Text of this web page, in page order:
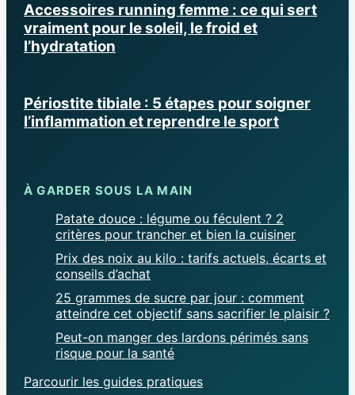
Accessoires running femme : ce qui sert
vraiment pour le soleil, le froid et
l’hydratation
Périostite tibiale : 5 étapes pour soigner
l’inflammation et reprendre le sport
À GARDER SOUS LA MAIN
Patate douce : légume ou féculent ? 2
critères pour trancher et bien la cuisiner
Prix des noix au kilo : tarifs actuels, écarts et
conseils d’achat
25 grammes de sucre par jour : comment
atteindre cet objectif sans sacrifier le plaisir ?
Peut-on manger des lardons périmés sans
risque pour la santé
Parcourir les guides pratiques